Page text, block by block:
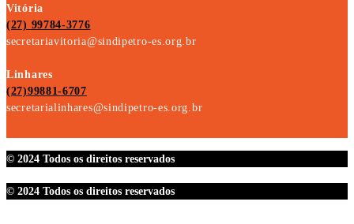
Vitória
(27) 99784-3776
secretariavitoria@sindipetro-es.org.br
Linhares
(27)99881-6707
secretarialinhares@sindipetro-es.org.br
© 2024 Todos os direitos reservados
© 2024 Todos os direitos reservados